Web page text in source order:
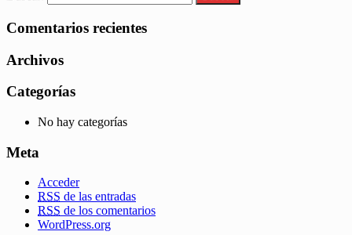
Comentarios recientes
Archivos
Categorías
No hay categorías
Meta
Acceder
RSS de las entradas
RSS de los comentarios
WordPress.org